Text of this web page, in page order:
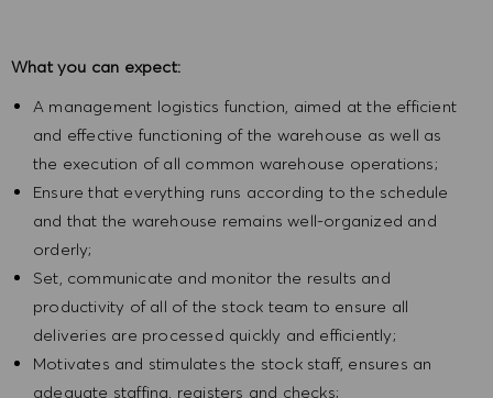
What you can expect:
A management logistics function, aimed at the efficient
and effective functioning of the warehouse as well as
the execution of all common warehouse operations;
Ensure that everything runs according to the schedule
and that the warehouse remains well-organized and
orderly;
Set, communicate and monitor the results and
productivity of all of the stock team to ensure all
deliveries are processed quickly and efficiently;
Motivates and stimulates the stock staff, ensures an
adequate staffing, registers and checks;